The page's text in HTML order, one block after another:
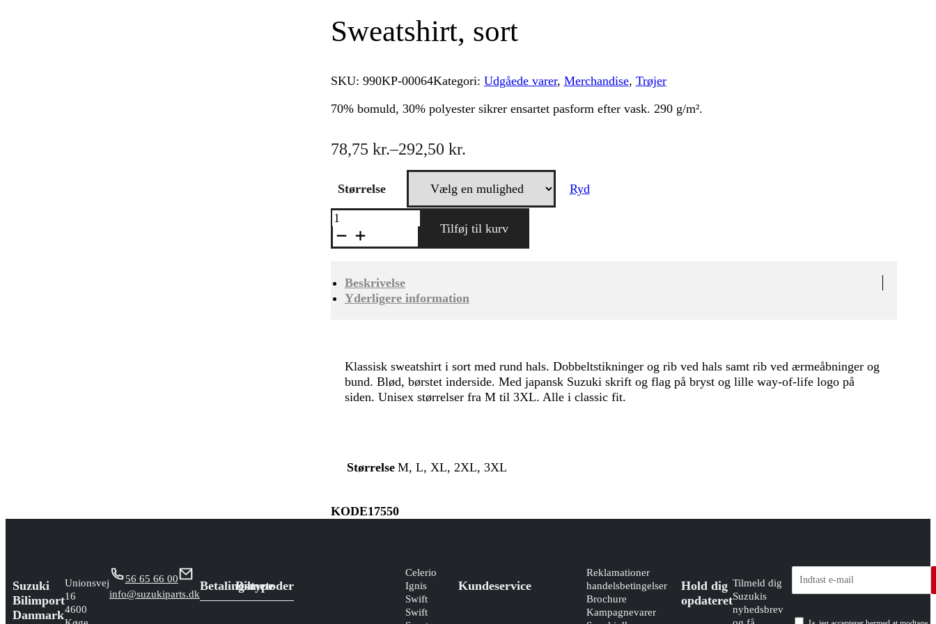
Sweatshirt, sort
SKU: 990KP-00064Kategori: Udgåede varer, Merchandise, Trøjer
70% bomuld, 30% polyester sikrer ensartet pasform efter vask. 290 g/m².
78,75 kr.–292,50 kr.
Prisinterval:
til
Størrelse
Ryd
Sweatshirt,
sort
antal
Tilføj til kurv
Beskrivelse
Yderligere information
Klassisk sweatshirt i sort med rund hals. Dobbeltstikninger og rib ved hals samt rib ved ærmeåbninger og
bund. Blød, børstet inderside. Med japansk Suzuki skrift og flag på bryst og lille way-of-life logo på
siden. Unisex størrelser fra M til 3XL. Alle i classic fit.
Størrelse M, L, XL, 2XL, 3XL
KODE17550
Suzuki
Bilimport
Danmark
Unionsvej
16
4600
56 65 66 00
info@suzukiparts.dk
Betalingsmetoder
Biltype
Celerio
Ignis
Swift
Swift
Kundeservice
Reklamationer
handelsbetingelser
Brochure
Kampagnevarer
Hold dig
opdateret
Tilmeld dig
Suzukis
nyhedsbrev